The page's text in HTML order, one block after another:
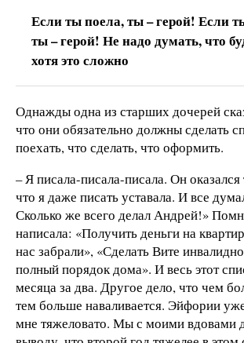
Если ты поела, ты – герой! Если
ты – герой! Не надо думать, что
хотя это сложно
Однажды одна из старших дочерей
что они обязательно должны сделать
поехать, что сделать, что оформить.
– Я писала-писала-писала. Он
что я даже писать уставала. И все
Сколько же всего делал Андрей!»
написала: «Получить деньги на
нас забрали», «Сделать Вите
полный порядок дома». И весь этот
месяца за два. Другое дело, что чем
тем больше наваливается. Эйфории
мне тяжеловато. Мы с моими вдовами